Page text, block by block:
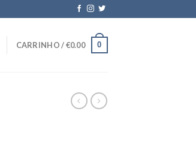
CARRINHO /€0.00 0